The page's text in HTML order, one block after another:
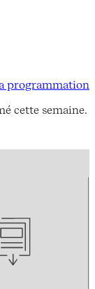
programmation
cette semaine.